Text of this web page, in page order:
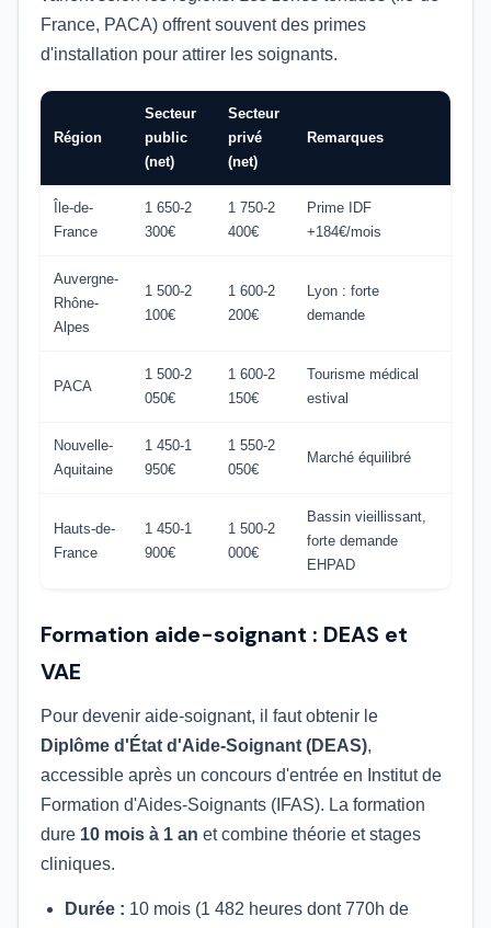
France, PACA) offrent souvent des primes
d'installation pour attirer les soignants.
Région
Secteur
public
(net)
Secteur
privé
(net)
Remarques
Île-de-
France
1 650-2
300€
1 750-2
400€
Prime IDF
+184€/mois
Auvergne-
Rhône-
Alpes
1 500-2
100€
1 600-2
200€
Lyon : forte
demande
PACA
1 500-2
050€
1 600-2
150€
Tourisme médical
estival
Nouvelle-
Aquitaine
1 450-1
950€
1 550-2
050€
Marché équilibré
Hauts-de-
France
1 450-1
900€
1 500-2
000€
Bassin vieillissant,
forte demande
EHPAD
Formation aide-soignant : DEAS et
VAE
Pour devenir aide-soignant, il faut obtenir le
Diplôme d'État d'Aide-Soignant (DEAS),
accessible après un concours d'entrée en Institut de
Formation d'Aides-Soignants (IFAS). La formation
dure 10 mois à 1 an et combine théorie et stages
cliniques.
Durée : 10 mois (1 482 heures dont 770h de